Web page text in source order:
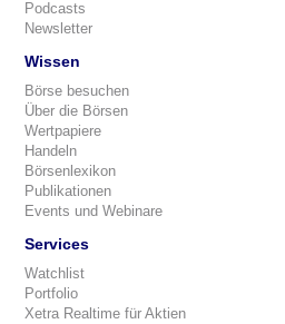
Podcasts
Newsletter
Wissen
Börse besuchen
Über die Börsen
Wertpapiere
Handeln
Börsenlexikon
Publikationen
Events und Webinare
Services
Watchlist
Portfolio
Xetra Realtime für Aktien